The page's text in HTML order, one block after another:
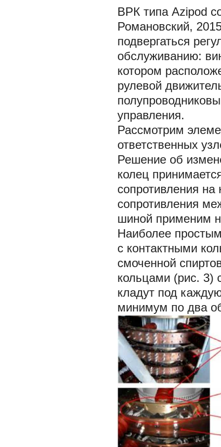
ВРК типа Azipod
Романовский,
подвергаться
обслуживанию:
котором
рулевой
управления.
Рассмотрим
ответственных
Решение об
колец
сопротивления
сопротивления
шиной применим
Наиболее
с контактными
смоченной
кольцами (рис. 3)
кладут под
минимум по два